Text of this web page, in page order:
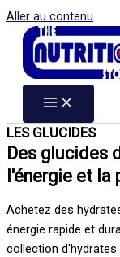
Aller au contenu
LES GLUCIDES
Des glucides
l'énergie et la
Achetez des
énergie rapide et
collection